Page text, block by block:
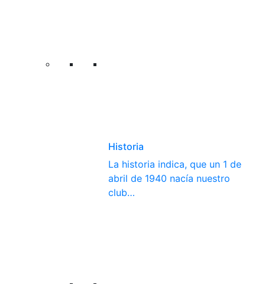
Historia
La historia indica, que un 1 de
abril de 1940 nacía nuestro
club…